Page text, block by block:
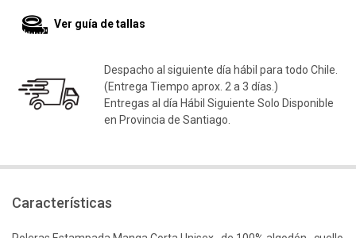
Ver guía de tallas
Despacho al siguiente día hábil para todo Chile.
(Entrega Tiempo aprox. 2 a 3 días.)
Entregas al día Hábil Siguiente Solo Disponible
en Provincia de Santiago.
Características